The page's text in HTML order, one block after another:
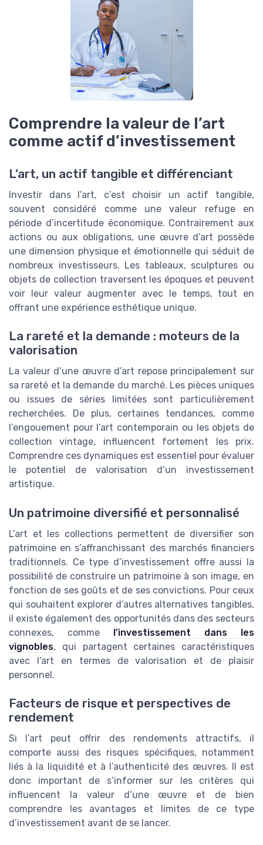
Comprendre la valeur de l’art
comme actif d’investissement
L’art, un actif tangible et différenciant
Investir dans l’art, c’est choisir un actif tangible,
souvent considéré comme une valeur refuge en
période d’incertitude économique. Contrairement aux
actions ou aux obligations, une œuvre d’art possède
une dimension physique et émotionnelle qui séduit de
nombreux investisseurs. Les tableaux, sculptures ou
objets de collection traversent les époques et peuvent
voir leur valeur augmenter avec le temps, tout en
offrant une expérience esthétique unique.
La rareté et la demande : moteurs de la
valorisation
La valeur d’une œuvre d’art repose principalement sur
sa rareté et la demande du marché. Les pièces uniques
ou issues de séries limitées sont particulièrement
recherchées. De plus, certaines tendances, comme
l’engouement pour l’art contemporain ou les objets de
collection vintage, influencent fortement les prix.
Comprendre ces dynamiques est essentiel pour évaluer
le potentiel de valorisation d’un investissement
artistique.
Un patrimoine diversifié et personnalisé
L’art et les collections permettent de diversifier son
patrimoine en s’affranchissant des marchés financiers
traditionnels. Ce type d’investissement offre aussi la
possibilité de construire un patrimoine à son image, en
fonction de ses goûts et de ses convictions. Pour ceux
qui souhaitent explorer d’autres alternatives tangibles,
il existe également des opportunités dans des secteurs
connexes, comme l’investissement dans les
vignobles, qui partagent certaines caractéristiques
avec l’art en termes de valorisation et de plaisir
personnel.
Facteurs de risque et perspectives de
rendement
Si l’art peut offrir des rendements attractifs, il
comporte aussi des risques spécifiques, notamment
liés à la liquidité et à l’authenticité des œuvres. Il est
donc important de s’informer sur les critères qui
influencent la valeur d’une œuvre et de bien
comprendre les avantages et limites de ce type
d’investissement avant de se lancer.